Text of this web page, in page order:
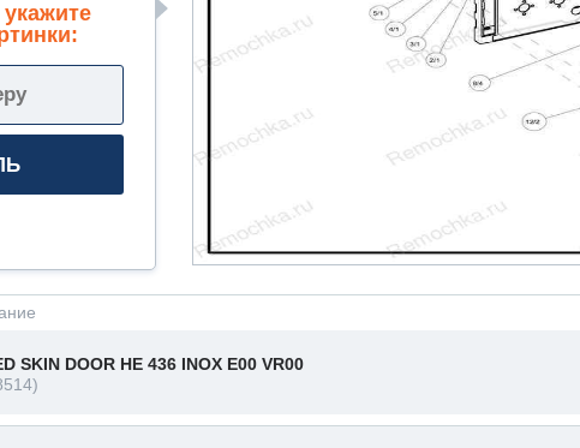
SKIN DOOR HE 436 INOX E00 VR00